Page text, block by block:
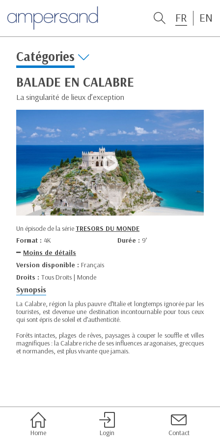
FR EN
Catégories
BALADE EN CALABRE
La singularité de lieux d’exception
Un épisode de la sérieTRESORS DU MONDE
Format : 4K Durée : 9’
Moins de détails
Version disponible : Français
Droits : Tous Droits | Monde
Synopsis
La Calabre, région la plus pauvre d’Italie et longtemps ignorée par les
touristes, est devenue une destination incontournable pour tous ceux
qui sont épris de soleil et d’authenticité.
Forêts intactes, plages de rêves, paysages à couper le souffle et villes
magnifiques : la Calabre riche de ses influences aragonaises, grecques
et normandes, est plus vivante que jamais.
Home Login Contact